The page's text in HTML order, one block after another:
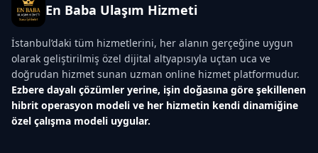
En Baba Ulaşım Hizmeti
İstanbul’daki tüm hizmetlerini, her alanın gerçeğine uygun
olarak geliştirilmiş özel dijital altyapısıyla uçtan uca ve
doğrudan hizmet sunan uzman online hizmet platformudur.
Ezbere dayalı çözümler yerine, işin doğasına göre şekillenen
hibrit operasyon modeli ve her hizmetin kendi dinamiğine
özel çalışma modeli uygular.